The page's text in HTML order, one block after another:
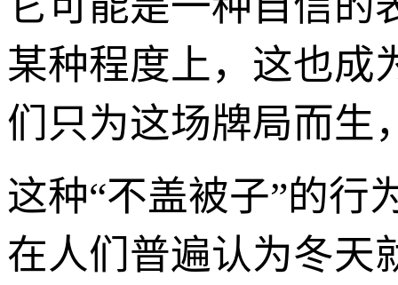
某种程度上，这也成
们只为这场牌局而生
这种“不盖被子”的行
在人们普遍认为冬天